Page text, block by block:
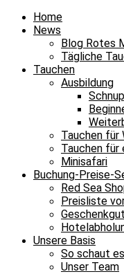
Home
News
Blog Rotes
Tägliche
Tauchen
Ausbildung
Tauchen für
Tauchen für
Minisafari
Buchung-Preise-
Red Sea
Preisliste
Unsere Basis
So schaut
Unser Team
Zurück